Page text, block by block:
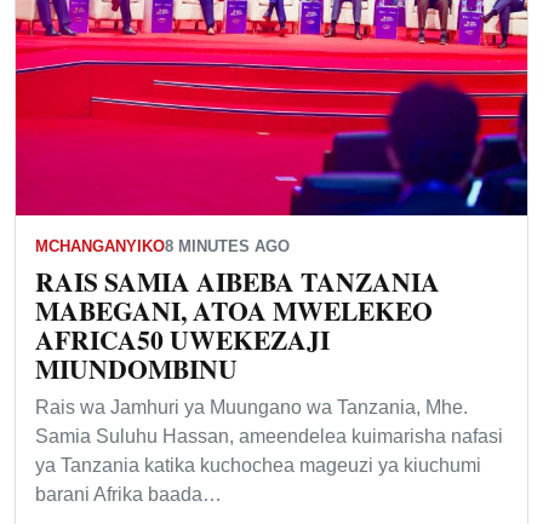
MCHANGANYIKO8 MINUTES AGO
RAIS SAMIA AIBEBA TANZANIA
MABEGANI, ATOA MWELEKEO
AFRICA50 UWEKEZAJI
MIUNDOMBINU
Rais wa Jamhuri ya Muungano wa Tanzania, Mhe.
Samia Suluhu Hassan, ameendelea kuimarisha nafasi
ya Tanzania katika kuchochea mageuzi ya kiuchumi
barani Afrika baada…